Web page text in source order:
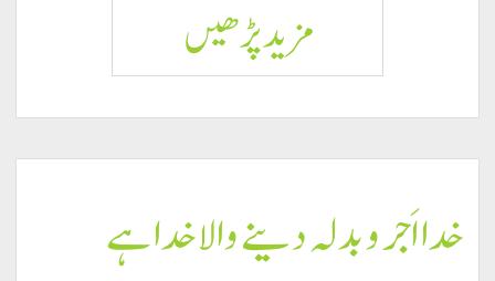
مزید پڑھيں
نعمتیں بخشتا
ہے
خدا اَجر و بدلہ دینے والا خدا ہے